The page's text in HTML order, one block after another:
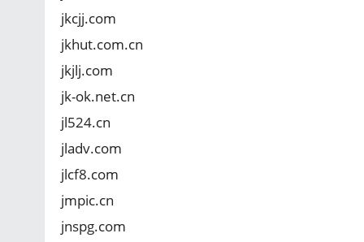
jkcjj.com
jkhut.com.cn
jkjlj.com
jk-ok.net.cn
jl524.cn
jladv.com
jlcf8.com
jmpic.cn
jnspg.com